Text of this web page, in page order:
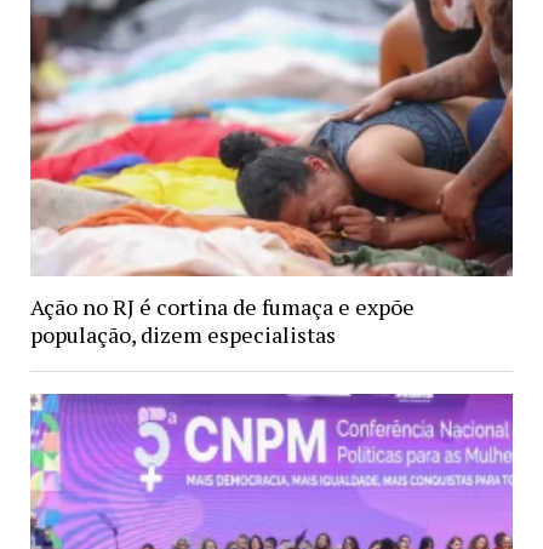
Ação no RJ é cortina de fumaça e expõe
população, dizem especialistas